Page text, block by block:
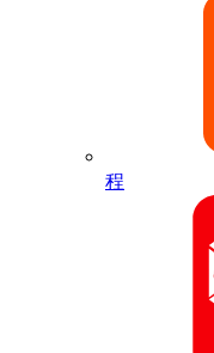
程